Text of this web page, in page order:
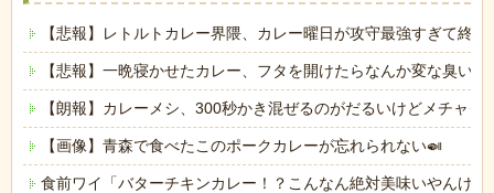
【悲報】レトルトカレー界隈、カレー曜日が攻守最強すぎて終わ
【悲報】一晩寝かせたカレー、フタを開けたらなんか変な臭い
【朗報】カレーメシ、300秒かき混ぜるのがだるいけどメチャク
【画像】青森で食べたこのポークカレーが忘れられない🍛
食前ワイ「バターチキンカレー！？こんなん絶対美味いやんけ！